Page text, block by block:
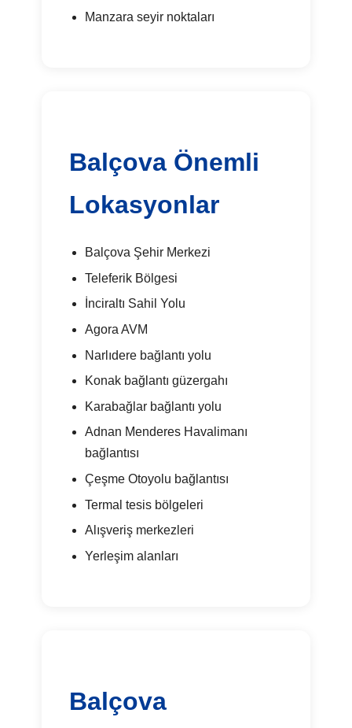
Manzara seyir noktaları
Balçova Önemli
Lokasyonlar
Balçova Şehir Merkezi
Teleferik Bölgesi
İnciraltı Sahil Yolu
Agora AVM
Narlıdere bağlantı yolu
Konak bağlantı güzergahı
Karabağlar bağlantı yolu
Adnan Menderes Havalimanı
bağlantısı
Çeşme Otoyolu bağlantısı
Termal tesis bölgeleri
Alışveriş merkezleri
Yerleşim alanları
Balçova